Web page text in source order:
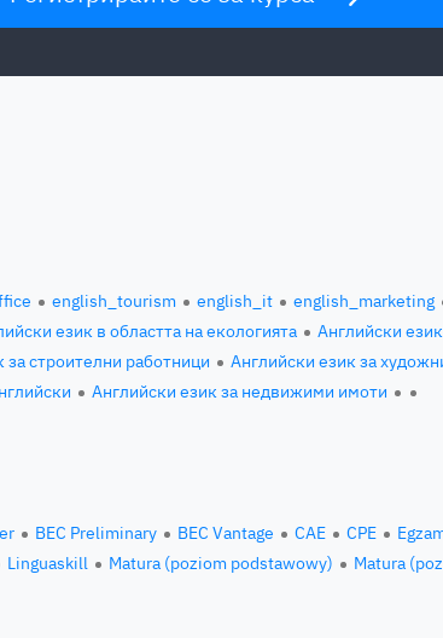
english_tourism english_it english_marketing
език в областта на екологията
Английски
за строителни работници Английски език за
Английски език за недвижими имоти
BEC Preliminary BEC Vantage CAE CPE
Linguaskill Matura (poziom podstawowy) Matura